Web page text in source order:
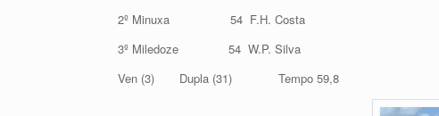
2º Minuxa 54 F.H. Costa
3º Miledoze 54 W.P. Silva
Ven (3) Dupla (31) Tempo 59,8